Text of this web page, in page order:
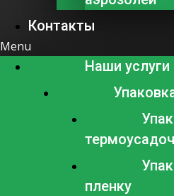
Контакты
Menu
Наши услуги
пленку